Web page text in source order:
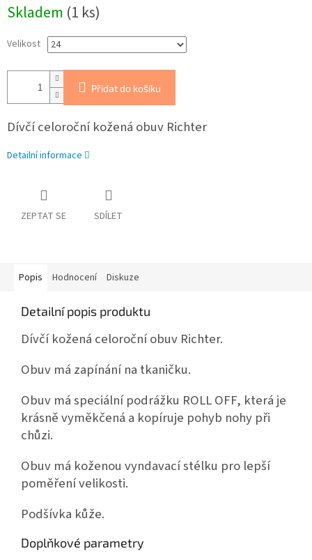
cena:
Skladem (1 ks)
Velikost
Přidat do košíku
Dívčí celoroční kožená obuv Richter
Detailní informace
ZEPTAT SE SDÍLET
Popis Hodnocení Diskuze
Detailní popis produktu
Dívčí kožená celoroční obuv Richter.
Obuv má zapínání na tkaničku.
Obuv má speciální podrážku ROLL OFF, která je
krásně vyměkčená a kopíruje pohyb nohy při
chůzi.
Obuv má koženou vyndavací stélku pro lepší
poměření velikosti.
Podšívka kůže.
Doplňkové parametry